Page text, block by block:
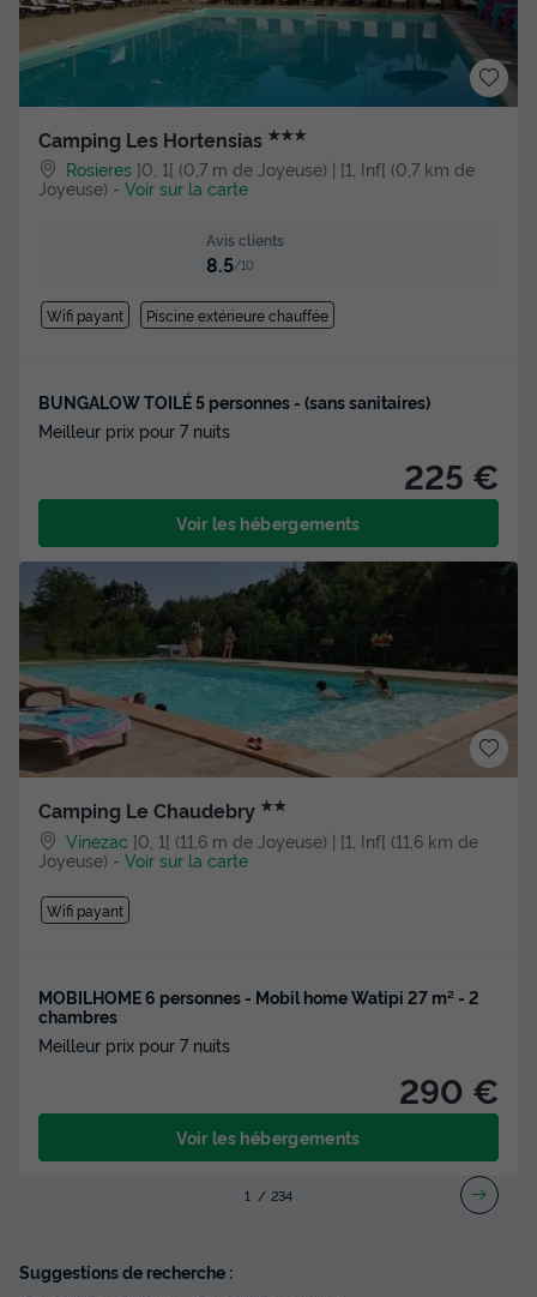
Camping Les Hortensias ★★★
Rosieres ]0, 1[ (0,7 m de Joyeuse) | [1, Inf[ (0,7 km de
Joyeuse) - Voir sur la carte
Avis clients
8.5/10
Wifi payant Piscine extérieure chauffée
BUNGALOW TOILÉ 5 personnes - (sans sanitaires)
Meilleur prix pour 7 nuits
225 €
Voir les hébergements
Camping Le Chaudebry ★★
Vinezac ]0, 1[ (11,6 m de Joyeuse) | [1, Inf[ (11,6 km de
Joyeuse) - Voir sur la carte
Wifi payant
MOBILHOME 6 personnes - Mobil home Watipi 27 m² - 2
chambres
Meilleur prix pour 7 nuits
290 €
Voir les hébergements
1 234
Suggestions de recherche :